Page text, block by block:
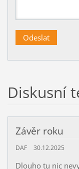
Diskusní
Závěr roku
DAF 30.12.2025
Dlouho tu nic